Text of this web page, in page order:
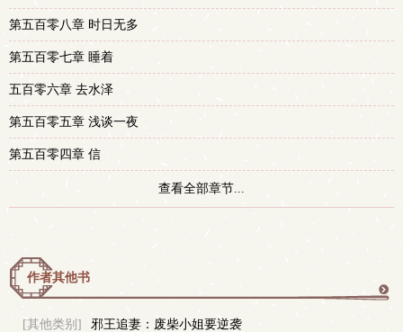
第五百零八章 时日无多
第五百零七章 睡着
五百零六章 去水泽
第五百零五章 浅谈一夜
第五百零四章 信
查看全部章节...
作者其他书
[其他类别] 邪王追妻：废柴小姐要逆袭